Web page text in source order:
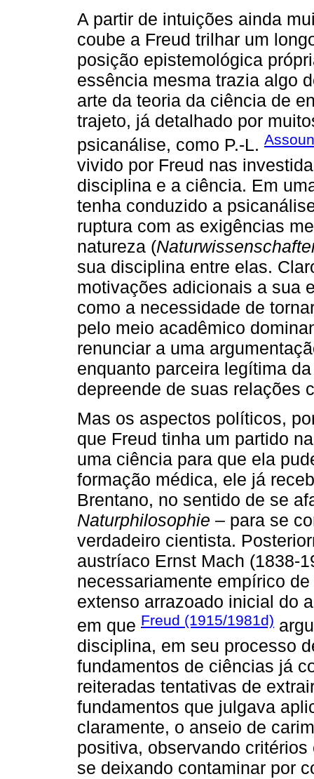
A partir de intuições ainda
coube a Freud trilhar um
posição epistemológica
essência mesma trazia algo
arte da teoria da ciência de
trajeto, já detalhado por
psicanálise, como P.-L.
vivido por Freud nas
disciplina e a ciência. Em
tenha conduzido a
ruptura com as exigências
natureza (
sua disciplina entre elas.
motivações adicionais a sua
como a necessidade de
pelo meio acadêmico
renunciar a uma
enquanto parceira legítima
depreende de suas relações
Mas os aspectos políticos,
que Freud tinha um partido
uma ciência para que ela
formação médica, ele já
Brentano, no sentido de se
Naturphilosophie – para se
verdadeiro cientista.
austríaco Ernst Mach (1838-
necessariamente empírico
extenso arrazoado inicial do
em que Freud (1915/1981d)
disciplina, em seu processo
fundamentos de ciências já
reiteradas tentativas de
fundamentos que julgava
claramente, o anseio de
positiva, observando
se deixando contaminar por